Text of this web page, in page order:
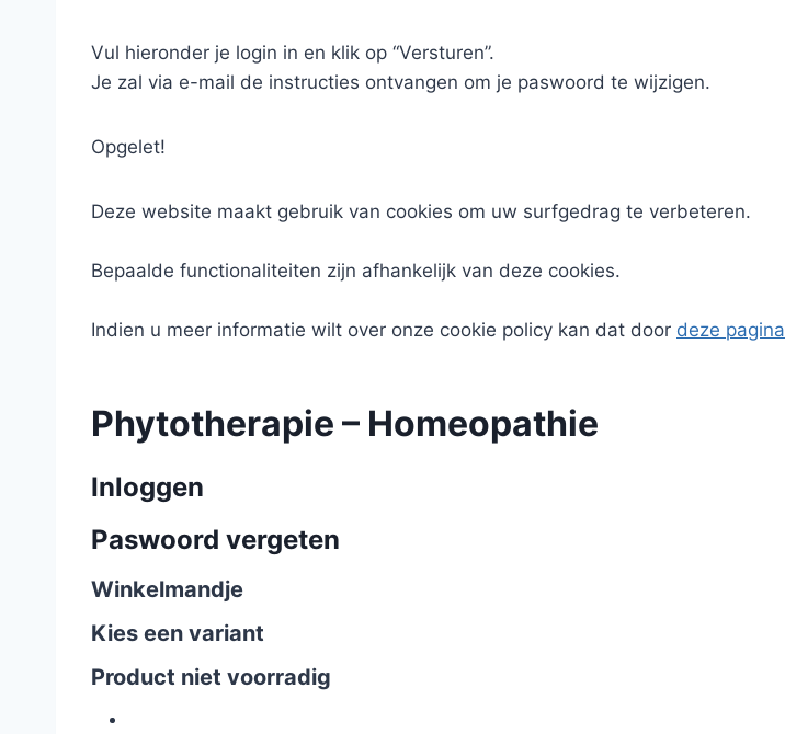
Vul hieronder je login in en klik op “Versturen”.
Je zal via e-mail de instructies ontvangen om je paswoord te wijzigen.
Opgelet!
Deze website maakt gebruik van cookies om uw surfgedrag te verbeteren.
Bepaalde functionaliteiten zijn afhankelijk van deze cookies.
Indien u meer informatie wilt over onze cookie policy kan dat door deze pagina
Phytotherapie – Homeopathie
Inloggen
Paswoord vergeten
Winkelmandje
Kies een variant
Product niet voorradig